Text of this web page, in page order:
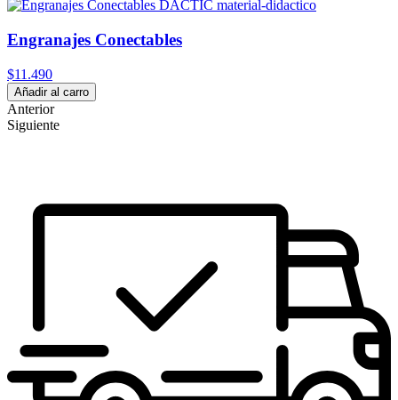
Engranajes Conectables
$11.490
Añadir al carro
Anterior
Siguiente